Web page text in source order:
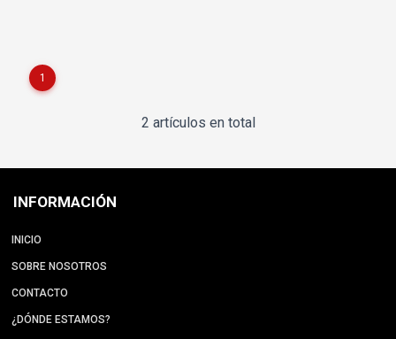
1
2 artículos en total
INFORMACIÓN
INICIO
SOBRE NOSOTROS
CONTACTO
¿DÓNDE ESTAMOS?